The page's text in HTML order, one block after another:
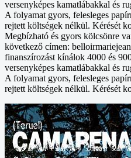
versenyképes kamatlábakkal és
A folyamat gyors, felesleges
rejtett költségek nélkül. Kérését
Megbízható és gyors kölcsönre
következő címen:
finanszírozást kínálok 4000 és
versenyképes kamatlábakkal és
A folyamat gyors, felesleges
rejtett költségek nélkül. Kérését